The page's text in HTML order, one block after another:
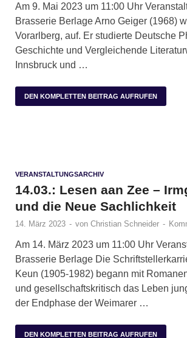
Am 9. Mai 2023 um 11:00 Uhr
Brasserie Berlage Arno Geiger (1968)
Vorarlberg, auf. Er studierte Deutsche
Geschichte und Vergleichende
Innsbruck und …
DEN KOMPLETTEN BEITRAG AUFRUFEN
VERANSTALTUNGSARCHIV
14.03.: Lesen aan Zee –
und die Neue Sachlichkeit
14. März 2023 - von Christian Schneider -
Am 14. März 2023 um 11:00 Uhr
Brasserie Berlage Die
Keun (1905-1982) begann mit
und gesellschaftskritisch das Leben
der Endphase der Weimarer …
DEN KOMPLETTEN BEITRAG AUFRUFEN